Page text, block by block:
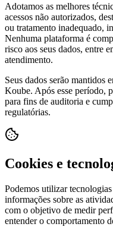
Adotamos as melhores
acessos não autorizados,
ou tratamento inadequado,
Nenhuma plataforma é
risco aos seus dados, entre
atendimento.
Seus dados serão mantidos
Koube. Após esse período,
para fins de auditoria e
regulatórias.
Cookies e
Podemos utilizar
informações sobre as
com o objetivo de medir
entender o comportamento